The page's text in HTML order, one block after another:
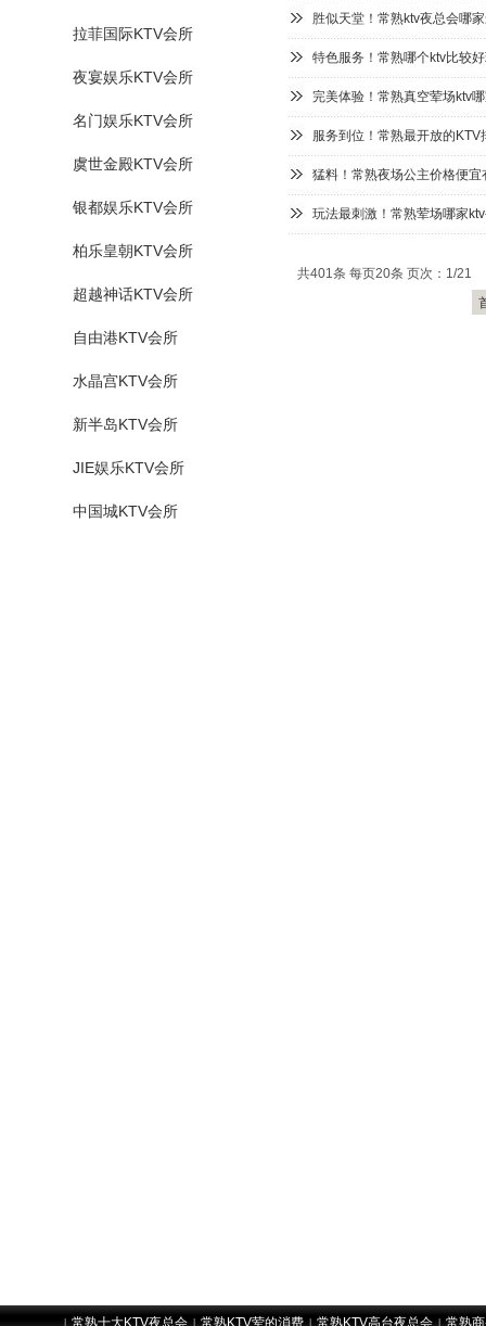
拉菲国际KTV会所
夜宴娱乐KTV会所
名门娱乐KTV会所
虞世金殿KTV会所
银都娱乐KTV会所
柏乐皇朝KTV会所
超越神话KTV会所
自由港KTV会所
水晶宫KTV会所
新半岛KTV会所
JIE娱乐KTV会所
中国城KTV会所
胜似天堂！常熟ktv夜总会哪
特色服务！常熟哪个ktv比较
完美体验！常熟真空荤场ktv
服务到位！常熟最开放的
猛料！常熟夜场公主价格便
玩法最刺激！常熟荤场哪家
共401条 每页20条 页次：1/21
| 常熟十大KTV夜总会 | 常熟KTV荤的消费 | 常熟KTV高台夜总会 | 常熟